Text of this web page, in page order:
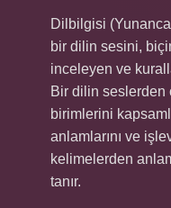
Dilbilgisi
bir dilin sesini,
inceleyen ve
Bir dilin seslerden
birimlerini
anlamlarını ve
kelimelerden
tanır.